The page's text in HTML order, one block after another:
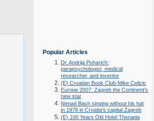
Popular Articles
Dr. Andrija Puharich:
parapsychologist, medical
researcher, and inventor
(E) Croatian Book Club-Mike Celizic
Europe 2007: Zagreb the Continent's
new star
Nenad Bach singing without his hat
in 1978 in Croatia's capital Zagreb
(E) 100 Years Old Hotel Therapia